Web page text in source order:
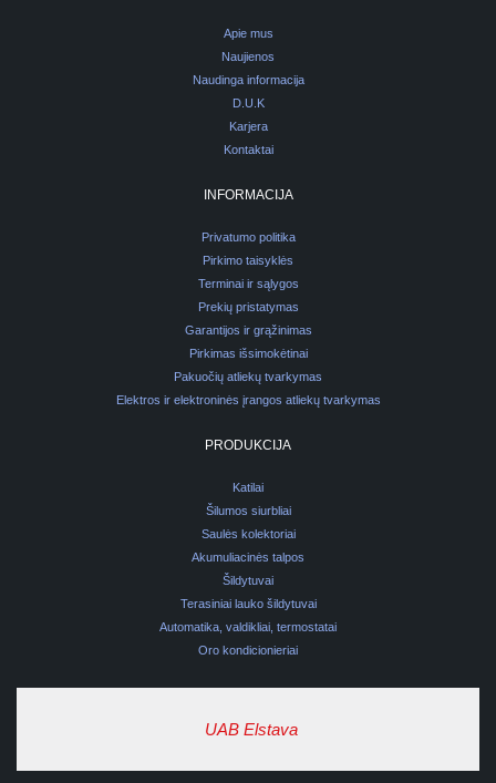
Apie mus
Naujienos
Naudinga informacija
D.U.K
Karjera
Kontaktai
INFORMACIJA
Privatumo politika
Pirkimo taisyklės
Terminai ir sąlygos
Prekių pristatymas
Garantijos ir grąžinimas
Pirkimas išsimokėtinai
Pakuočių atliekų tvarkymas
Elektros ir elektroninės įrangos atliekų tvarkymas
PRODUKCIJA
Katilai
Šilumos siurbliai
Saulės kolektoriai
Akumuliacinės talpos
Šildytuvai
Terasiniai lauko šildytuvai
Automatika, valdikliai, termostatai
Oro kondicionieriai
UAB Elstava